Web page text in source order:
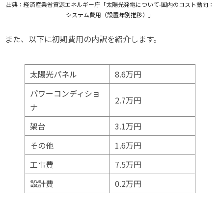
出典：経済産業省資源エネルギー庁「太陽光発電について-国内のコスト動向：
システム費用（設置年別推移）」
また、以下に初期費用の内訳を紹介します。
太陽光パネル
8.6万円
パワーコンディショ
ナ
2.7万円
架台
3.1万円
その他
1.6万円
工事費
7.5万円
設計費
0.2万円